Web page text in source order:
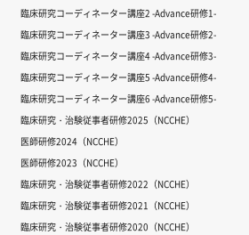
臨床研究コーディネーター講座2 -Advance研修1-
臨床研究コーディネーター講座3 -Advance研修2-
臨床研究コーディネーター講座4 -Advance研修3-
臨床研究コーディネーター講座5 -Advance研修4-
臨床研究コーディネーター講座6 -Advance研修5-
臨床研究・治験従事者研修2025（NCCHE）
医師研修2024（NCCHE）
医師研修2023（NCCHE）
臨床研究・治験従事者研修2022（NCCHE）
臨床研究・治験従事者研修2021（NCCHE）
臨床研究・治験従事者研修2020（NCCHE）